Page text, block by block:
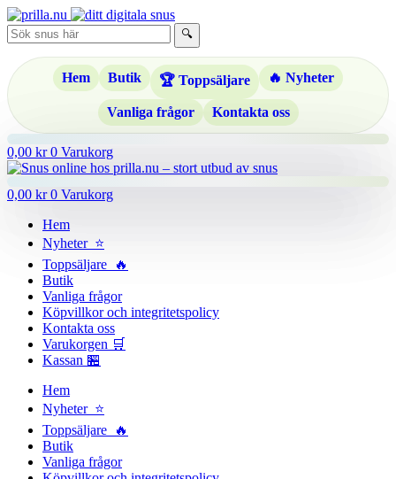
Hoppa
till
innehåll
🔍
Hem Butik 🏆 Toppsäljare 🔥 Nyheter
Vanliga frågor Kontakta oss
0,00 kr 0 Varukorg
0,00 kr 0 Varukorg
Hem
Nyheter ⭐
Toppsäljare 🔥
Butik
Vanliga frågor
Köpvillkor och integritetspolicy
Kontakta oss
Varukorgen 🛒
Kassan 🏪
Hem
Nyheter ⭐
Toppsäljare 🔥
Butik
Vanliga frågor